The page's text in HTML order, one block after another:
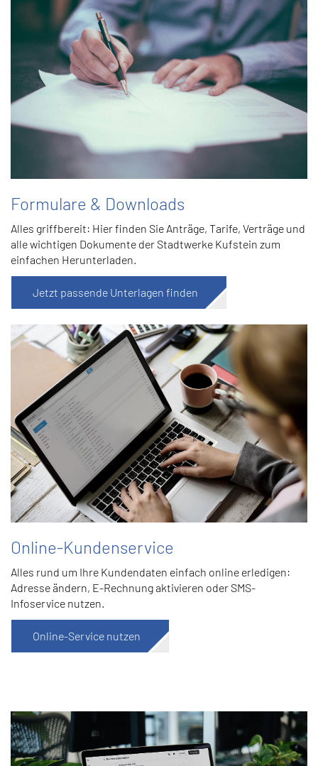
Formulare & Downloads
Alles griffbereit: Hier finden Sie Anträge, Tarife, Verträge und
alle wichtigen Dokumente der Stadtwerke Kufstein zum
einfachen Herunterladen.
Jetzt passende Unterlagen finden
Online-Kundenservice
Alles rund um Ihre Kundendaten einfach online erledigen:
Adresse ändern, E-Rechnung aktivieren oder SMS-
Infoservice nutzen.
Online-Service nutzen